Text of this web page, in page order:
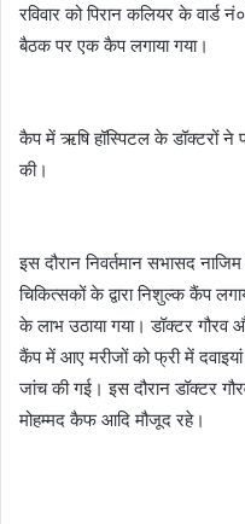
रविवार को पिरान कलियर के वार्ड
बैठक पर एक कैप लगाया गया।
कैप में ऋषि हॉस्पिटल के डॉक्टरों ने
की।
इस दौरान निवर्तमान सभासद
चिकित्सकों के द्वारा निशुल्क कैंप
के लाभ उठाया गया। डॉक्टर गौरव
कैंप में आए मरीजों को फ्री में
जांच की गई। इस दौरान डॉक्टर
मोहम्मद कैफ आदि मौजूद रहे।